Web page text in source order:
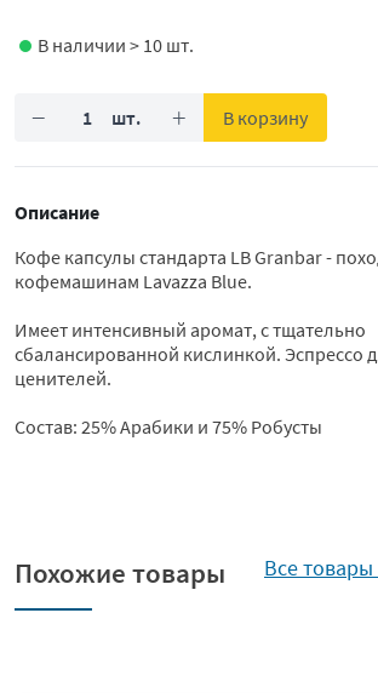
В наличии > 10 шт.
− + В корзину
Описание
Кофе капсулы стандарта LB Granbar -
кофемашинам Lavazza Blue.
Имеет интенсивный аромат, с тщательно
сбалансированной кислинкой. Эспрессо
ценителей.
Состав: 25% Арабики и 75% Робусты
Похожие товары Все товары